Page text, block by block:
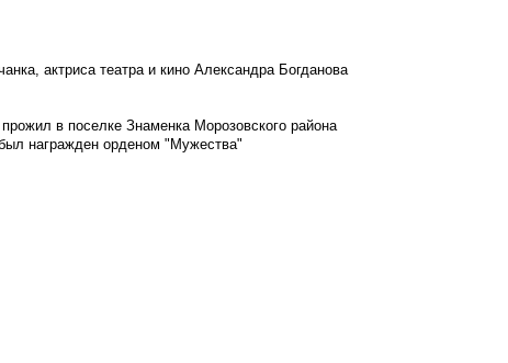
актриса театра и кино Александра Богданова
в поселке Знаменка Морозовского района
награжден орденом "Мужества"